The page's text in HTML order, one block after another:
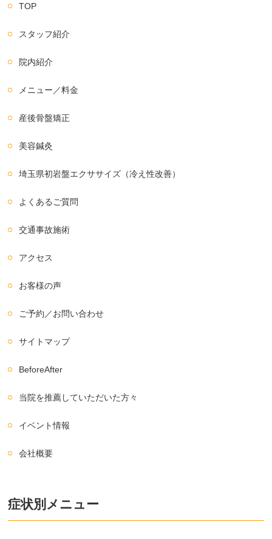
TOP
スタッフ紹介
院内紹介
メニュー／料金
産後骨盤矯正
美容鍼灸
埼玉県初岩盤エクササイズ（冷え性改善）
よくあるご質問
交通事故施術
アクセス
お客様の声
ご予約／お問い合わせ
サイトマップ
BeforeAfter
当院を推薦していただいた方々
イベント情報
会社概要
症状別メニュー